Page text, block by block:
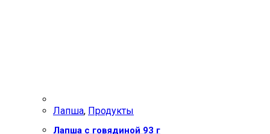
Лапша, Продукты
Лапша с говядиной 93 г